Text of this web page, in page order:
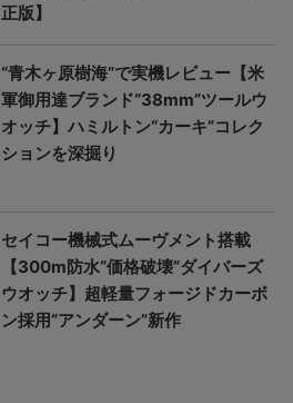
正版】
“青木ヶ原樹海”で実機レビュー【米
軍御用達ブランド“38mm”ツールウ
オッチ】ハミルトン“カーキ”コレク
ションを深掘り
セイコー機械式ムーヴメント搭載
【300m防水“価格破壊”ダイバーズ
ウオッチ】超軽量フォージドカーボ
ン採用“アンダーン”新作